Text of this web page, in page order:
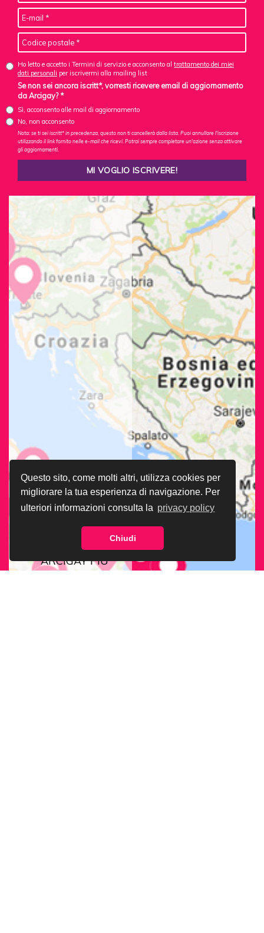
Questo sito, come molti altri, utilizza cookies per
migliorare la tua esperienza di navigazione. Per
ulteriori informazioni consulta la privacy policy
Chiudi
Ho letto e accetto i Termini di servizio e acconsento al trattamento dei miei
dati personali per iscrivermi alla mailing list
Se non sei ancora iscritt*, vorresti ricevere email di aggiornamento
da Arcigay? *
Sì, acconsento alle mail di aggiornamento
No, non acconsento
Nota: se ti sei iscritt* in precedenza, questo non ti cancellerà dalla lista. Puoi annullare l'iscrizione
utilizzando il link fornito nelle e-mail che ricevi. Potrai sempre completare un'azione senza attivare
gli aggiornamenti.
CERCA LA SEDE
ARCIGAY PIÙ